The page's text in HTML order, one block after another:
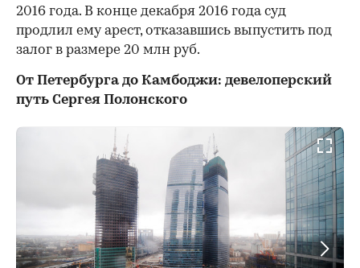
2016 года. В конце декабря 2016 года суд
продлил ему арест, отказавшись выпустить под
залог в размере 20 млн руб.
От Петербурга до Камбоджи: девелоперский
путь Сергея Полонского